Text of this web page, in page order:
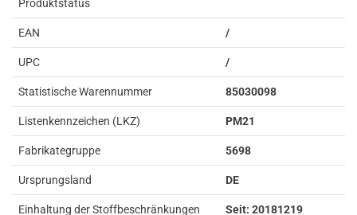
Produktstatus
EAN /
UPC /
Statistische Warennummer 85030098
Listenkennzeichen (LKZ) PM21
Fabrikategruppe 5698
Ursprungsland DE
Einhaltung der Stoffbeschränkungen
Seit: 20181219